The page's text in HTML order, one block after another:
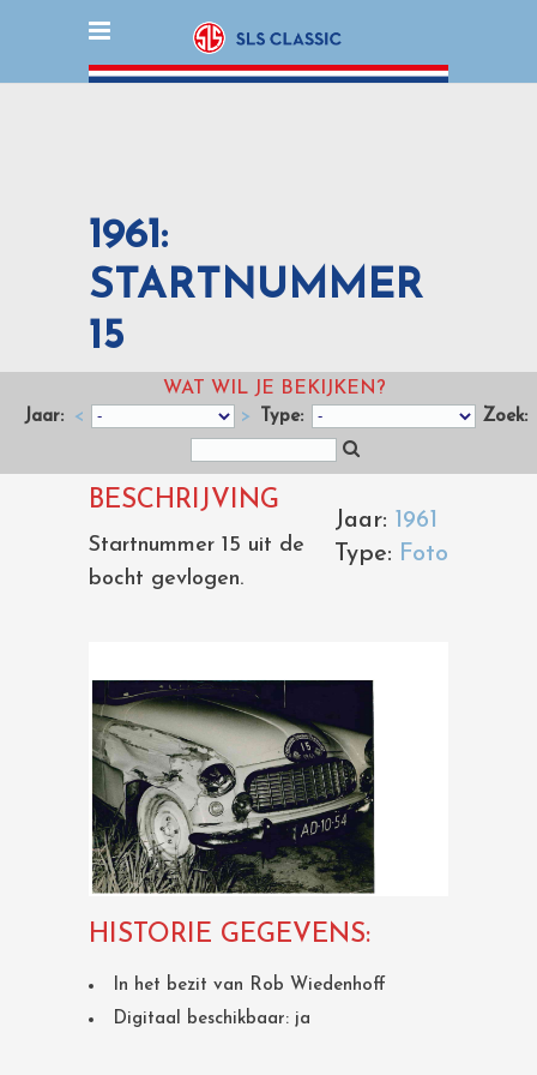
1961:
STARTNUMMER
15
WAT WIL JE BEKIJKEN?
Jaar: < > Type: Zoek:
Jaar: 1961
Type: Foto
BESCHRIJVING
Startnummer 15 uit de
bocht gevlogen.
HISTORIE GEGEVENS:
In het bezit van Rob Wiedenhoff
Digitaal beschikbaar: ja